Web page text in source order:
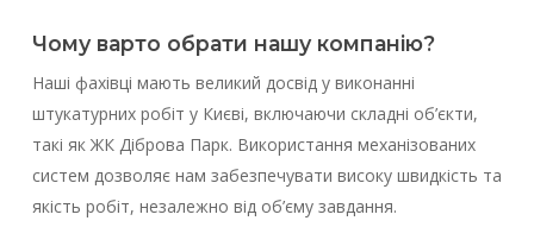
Чому варто обрати нашу компанію?
Наші фахівці мають великий досвід у виконанні
штукатурних робіт у Києві, включаючи складні об’єкти,
такі як ЖК Діброва Парк. Використання механізованих
систем дозволяє нам забезпечувати високу швидкість та
якість робіт, незалежно від об’єму завдання.